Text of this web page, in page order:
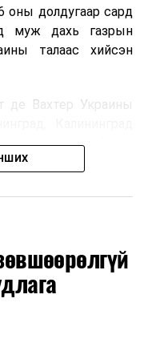
оны долдугаар сард
муж дахь газрын
талаас хийсэн
де Вахтер Украины
болон
байгалийн хий
харилцааны
Барт де Вахтер
Олон улсын
цахим
тавьж, өөрийн
Марченког уг